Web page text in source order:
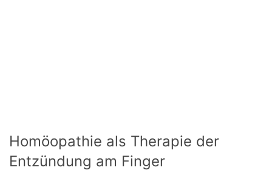
Homöopathie als Therapie der
Entzündung am Finger